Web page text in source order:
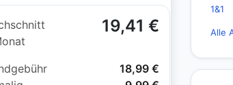
1&1
Alle